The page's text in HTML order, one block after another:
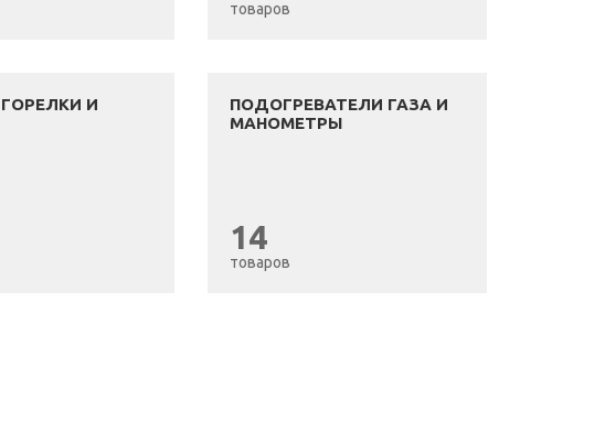
товаров
И
ПОДОГРЕВАТЕЛИ ГАЗА И
МАНОМЕТРЫ
14
товаров